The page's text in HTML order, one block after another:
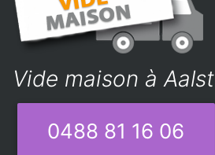
Vide maison à Aalst
0488 81 16 06